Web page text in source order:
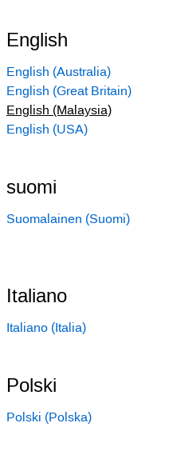
English
English (Australia)
English (Great Britain)
English (Malaysia)
English (USA)
suomi
Suomalainen (Suomi)
Italiano
Italiano (Italia)
Polski
Polski (Polska)